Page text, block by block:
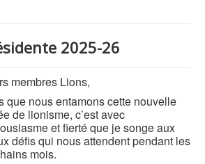
2025-26
membres Lions,
que nous entamons cette nouvelle
de lionisme, c’est avec
et fierté que je songe aux
défis qui nous attendent pendant les
mois.